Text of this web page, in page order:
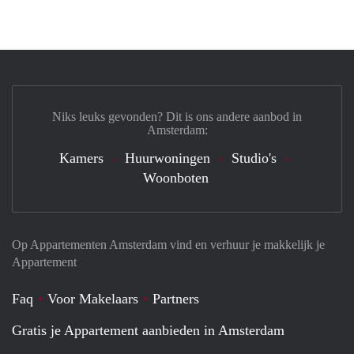
Op Appartementen Amsterdam vind en verhuur je makkelijk je
Appartement
Faq Voor Makelaars
Partners
Gratis je Appartement aanbieden in Amsterdam
Niks leuks gevonden? Dit is ons andere aanbod in
Amsterdam:
Kamers Huurwoningen
Studio's
Woonboten